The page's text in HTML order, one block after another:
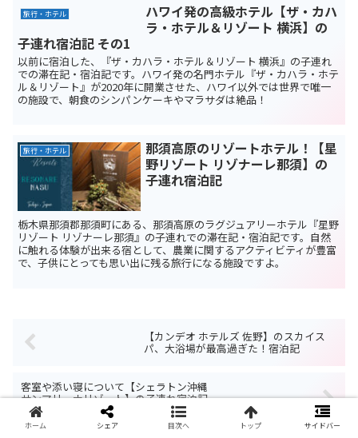
旅行・ホテル
ハワイ発の高級ホテル【ザ・カハ
ラ・ホテル＆リゾート 横浜】の
子連れ宿泊記 その1
以前に宿泊した、『ザ・カハラ・ホテル＆リゾート 横浜』の子連れ
での滞在記・宿泊記です。ハワイ発の名門ホテル『ザ・カハラ・ホテ
ル＆リゾート』が2020年に開業させた、ハワイ以外では世界で唯一
の施設で、朝食のシンパンケーキやマラサダは絶品！
旅行・ホテル
那須高原のリゾートホテル！【星
野リゾート リゾナーレ那須】の
子連れ宿泊記
栃木県那須郡那須町にある、那須高原のラグジュアリーホテル『星野
リゾート リゾナーレ那須』の子連れでの滞在記・宿泊記です。自然
に触れる体験が出来る宿として、農業に関するアクティビティが豊富
で、子供にとっても思い出に残る旅行になる施設ですよ。
【カンデオ ホテルズ 佐野】のスカイス
パ、大浴場が最高過ぎた！宿泊記
客室や添い寝について【シェラトン沖縄
サンマリーナリゾート】の子連れ宿泊記
その1
ホーム シェア 目次へ トップ サイドバー